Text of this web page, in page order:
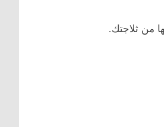
من ثلاجتك.